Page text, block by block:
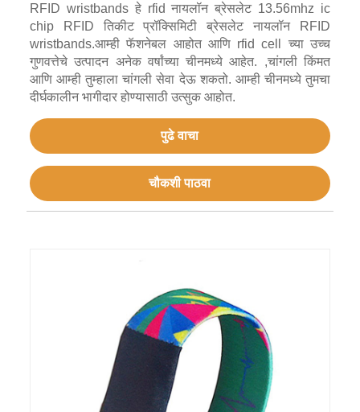
RFID wristbands हे rfid नायलॉन ब्रेसलेट 13.56mhz ic
chip RFID तिकीट प्रॉक्सिमिटी ब्रेसलेट नायलॉन RFID
wristbands.आम्ही फॅशनेबल आहोत आणि rfid cell च्या उच्च
गुणवत्तेचे उत्पादन अनेक वर्षांच्या चीनमध्ये आहेत. ,चांगली किंमत
आणि आम्ही तुम्हाला चांगली सेवा देऊ शकतो. आम्ही चीनमध्ये तुमचा
दीर्घकालीन भागीदार होण्यासाठी उत्सुक आहोत.
पुढे वाचा
चौकशी पाठवा